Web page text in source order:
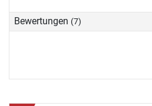
Bewertungen (7)